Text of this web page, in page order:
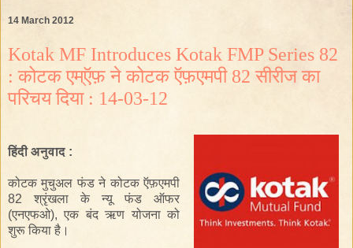
14 March 2012
Kotak MF Introduces Kotak FMP Series 82
: कोटक एम्ऍफ़ ने कोटक ऍफ़एमपी 82 सीरीज का
परिचय दिया : 14-03-12
हिंदी अनुवाद :
कोटक मुचुअल फंड ने कोटक ऍफ़एमपी
82
श्रृंखला के न्यू फंड ऑफर
(एनएफओ), एक बंद ऋण योजना को
शुरू किया है।